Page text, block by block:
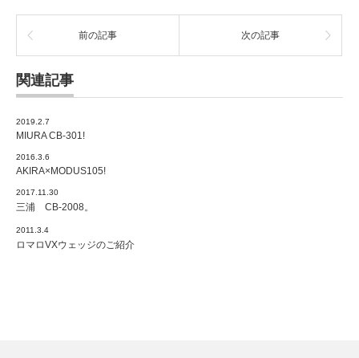
前の記事 次の記事
関連記事
2019.2.7
MIURA CB-301!
2016.3.6
AKIRA×MODUS105!
2017.11.30
三浦 CB-2008。
2011.3.4
ロマロVXウェッジのご紹介